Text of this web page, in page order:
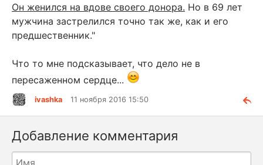
Он женился на вдове своего донора. Но в 69 лет
мужчина застрелился точно так же, как и его
предшественник."
Что то мне подсказывает, что дело не в
пересаженном сердце...
ivashka 11 ноября 2016 15:50
Добавление комментария